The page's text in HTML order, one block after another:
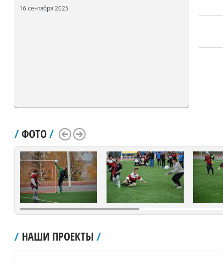
16 сентября 2025
/ФОТО/
Scroll LeftScroll Right
/ НАШИ ПРОЕКТЫ /